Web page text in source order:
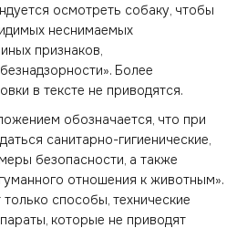
осмотреть собаку, чтобы
неснимаемых
признаков,
Более
в тексте не приводятся.
обозначается, что при
санитарно-гигиенические,
безопасности, а также
отношения к животным».
способы, технические
которые не приводят